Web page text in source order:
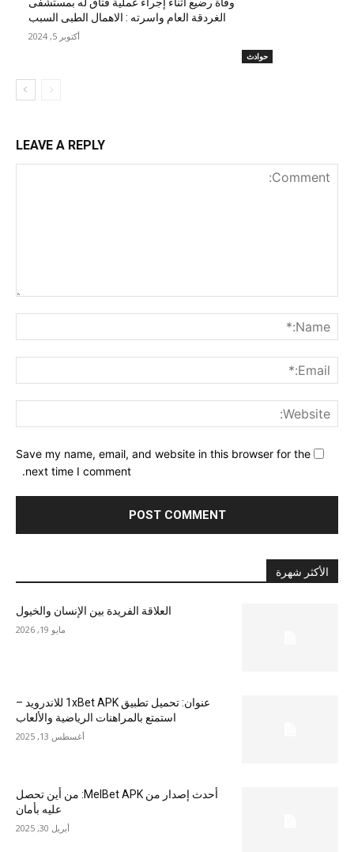
حوادث
وفاة رضيع أثناء إجراء عملية فتاق له بمستشفى
الغردقة العام واسرته : الاهمال الطبى السبب
أكتوبر 5, 2024
LEAVE A REPLY
Save my name, email, and website in this browser for the
next time I comment.
الأكثر شهرة
العلاقة الفريدة بين الإنسان والخيول
مايو 19, 2026
عنوان: تحميل تطبيق 1xBet APK للاندرويد –
استمتع بالمراهنات الرياضية والألعاب
أغسطس 13, 2025
أحدث إصدار من MelBet APK: من أين تحصل
عليه بأمان
أبريل 30, 2025